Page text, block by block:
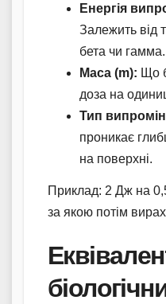
Енергія
Залежить від
бета чи гамма.
Маса (m): Що
доза на
Тип
проникає
на поверхні.
Приклад: 2 Дж на
за якою потім